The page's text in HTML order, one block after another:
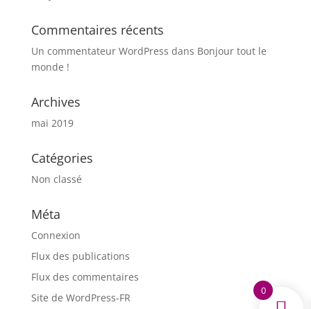
Commentaires récents
Un commentateur WordPress dans Bonjour tout le
monde !
Archives
mai 2019
Catégories
Non classé
Méta
Connexion
Flux des publications
Flux des commentaires
Site de WordPress-FR
0